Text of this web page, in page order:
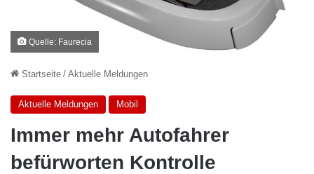
Quelle: Faurecia
Startseite / Aktuelle Meldungen
Aktuelle Meldungen Mobil
Immer mehr Autofahrer
befürworten Kontrolle